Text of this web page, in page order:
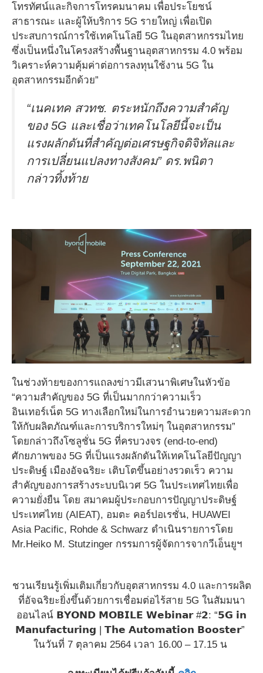
โทรทัศน์และกิจการโทรคมนาคม เพื่อประโยชน์
สาธารณะ และผู้ให้บริการ 5G รายใหญ่ เพื่อเปิด
ประสบการณ์การใช้เทคโนโลยี 5G ในอุตสาหกรรมไทย
ซึ่งเป็นหนึ่งในโครงสร้างพื้นฐานอุตสาหกรรม 4.0 พร้อม
วิเคราะห์ความคุ้มค่าต่อการลงทุนใช้งาน 5G ใน
อุตสาหกรรมอีกด้วย”
“เนคเทค สวทช. ตระหนักถึงความสำคัญ
ของ 5G และเชื่อว่าเทคโนโลยีนี้จะเป็น
แรงผลักดันที่สำคัญต่อเศรษฐกิจดิจิทัลและ
การเปลี่ยนแปลงทางสังคม” ดร.พนิตา
กล่าวทิ้งท้าย
ในช่วงท้ายของการแถลงข่าวมีเสวนาพิเศษในหัวข้อ
“ความสำคัญของ 5G ที่เป็นมากกว่าความเร็ว
อินเทอร์เน็ต 5G ทางเลือกใหม่ในการอำนวยความสะดวก
ให้กับผลิตภัณฑ์และการบริการใหม่ๆ ในอุตสาหกรรม”
โดยกล่าวถึงโซลูชั่น 5G ที่ครบวงจร (end-to-end)
ศักยภาพของ 5G ที่เป็นแรงผลักดันให้เทคโนโลยีปัญญา
ประดิษฐ์ เมืองอัจฉริยะ เติบโตขึ้นอย่างรวดเร็ว ความ
สำคัญของการสร้างระบบนิเวศ 5G ในประเทศไทยเพื่อ
ความยั่งยืน โดย สมาคมผู้ประกอบการปัญญาประดิษฐ์
ประเทศไทย (AIEAT), อมตะ คอร์ปอเรชั่น, HUAWEI
Asia Pacific, Rohde & Schwarz ดำเนินรายการโดย
Mr.Heiko M. Stutzinger กรรมการผู้จัดการจากวีเอ็นยูฯ
ชวนเรียนรู้เพิ่มเติมเกี่ยวกับอุตสาหกรรม 4.0 และการผลิต
ที่อัจฉริยะยิ่งขึ้นด้วยการเชื่อมต่อไร้สาย 5G ในสัมมนา
ออนไลน์ 𝗕𝗬𝗢𝗡𝗗 𝗠𝗢𝗕𝗜𝗟𝗘 𝗪𝗲𝗯𝗶𝗻𝗮𝗿 #𝟮: “𝟱𝗚 𝗶𝗻
𝗠𝗮𝗻𝘂𝗳𝗮𝗰𝘁𝘂𝗿𝗶𝗻𝗴 | 𝗧𝗵𝗲 𝗔𝘂𝘁𝗼𝗺𝗮𝘁𝗶𝗼𝗻 𝗕𝗼𝗼𝘀𝘁𝗲𝗿”
ในวันที่ 7 ตุลาคม 2564 เวลา 16.00 – 17.15 น